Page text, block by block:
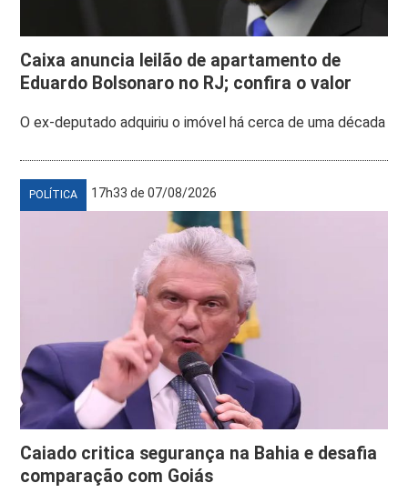
Caixa anuncia leilão de apartamento de
Eduardo Bolsonaro no RJ; confira o valor
O ex-deputado adquiriu o imóvel há cerca de uma década
POLÍTICA 17h33 de 07/08/2026
Caiado critica segurança na Bahia e desafia
comparação com Goiás